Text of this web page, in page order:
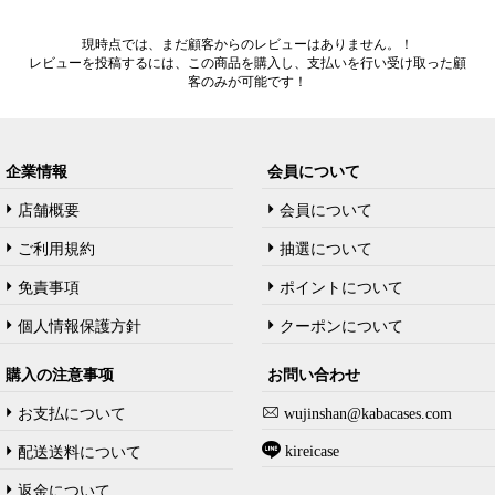
現時点では、まだ顧客からのレビューはありません。！
レビューを投稿するには、この商品を購入し、支払いを行い受け取った顧
客のみが可能です！
企業情報
店舗概要
ご利用規約
免責事項
個人情報保護方針
会員について
会員について
抽選について
ポイントについて
クーポンについて
購入の注意事项
お支払について
配送送料について
返金について
お問い合わせ
wujinshan@kabacases.com
kireicase